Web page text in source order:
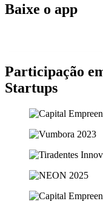
Baixe o app
Participação
Startups